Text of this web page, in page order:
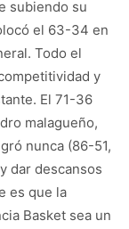
subiendo su
el 63-34 en
Todo el
y
El 71-36
malagueño,
nunca (86-51,
dar descansos
es que la
Basket sea un